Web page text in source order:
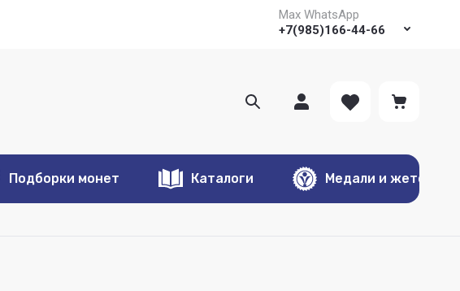
Max WhatsApp
+7(985)166-44-66
Подборки монет Каталоги Медали и жетоны